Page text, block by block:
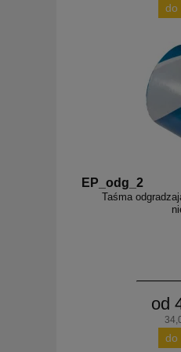
do
EP_odg_2
Taśma
od
do